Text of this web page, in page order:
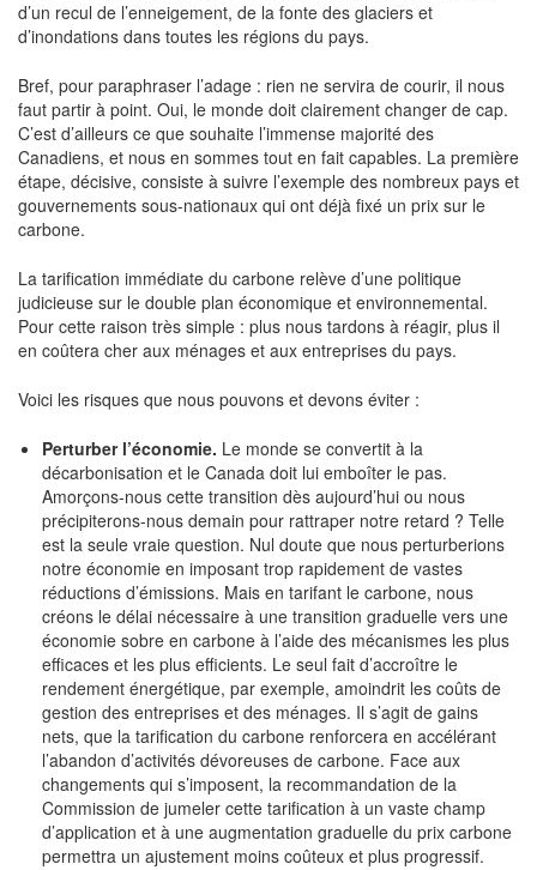
d’un recul de l’enneigement, de la fonte des glaciers et
d’inondations dans toutes les régions du pays.
Bref, pour paraphraser l’adage : rien ne servira de courir, il nous
faut partir à point. Oui, le monde doit clairement changer de cap.
C’est d’ailleurs ce que souhaite l’immense majorité des
Canadiens, et nous en sommes tout en fait capables. La première
étape, décisive, consiste à suivre l’exemple des nombreux pays et
gouvernements sous-nationaux qui ont déjà fixé un prix sur le
carbone.
La tarification immédiate du carbone relève d’une politique
judicieuse sur le double plan économique et environnemental.
Pour cette raison très simple : plus nous tardons à réagir, plus il
en coûtera cher aux ménages et aux entreprises du pays.
Voici les risques que nous pouvons et devons éviter :
Perturber l’économie. Le monde se convertit à la
décarbonisation et le Canada doit lui emboîter le pas.
Amorçons-nous cette transition dès aujourd’hui ou nous
précipiterons-nous demain pour rattraper notre retard ? Telle
est la seule vraie question. Nul doute que nous perturberions
notre économie en imposant trop rapidement de vastes
réductions d’émissions. Mais en tarifant le carbone, nous
créons le délai nécessaire à une transition graduelle vers une
économie sobre en carbone à l’aide des mécanismes les plus
efficaces et les plus efficients. Le seul fait d’accroître le
rendement énergétique, par exemple, amoindrit les coûts de
gestion des entreprises et des ménages. Il s’agit de gains
nets, que la tarification du carbone renforcera en accélérant
l’abandon d’activités dévoreuses de carbone. Face aux
changements qui s’imposent, la recommandation de la
Commission de jumeler cette tarification à un vaste champ
d’application et à une augmentation graduelle du prix carbone
permettra un ajustement moins coûteux et plus progressif.